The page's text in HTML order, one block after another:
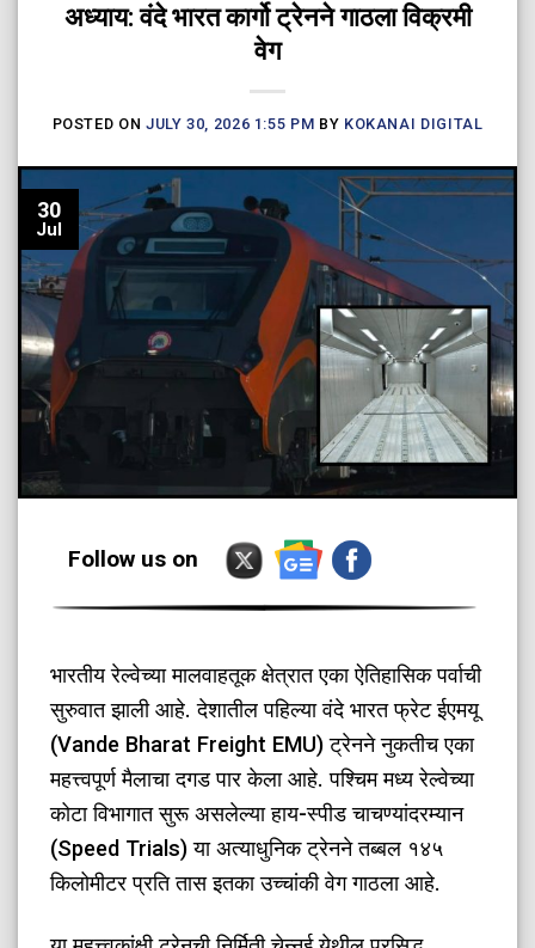
अध्याय: वंदे भारत कार्गो ट्रेनने गाठला विक्रमी
वेग
POSTED ON JULY 30, 2026 1:55 PM BY KOKANAI DIGITAL
30
Jul
Follow us on
भारतीय रेल्वेच्या मालवाहतूक क्षेत्रात एका ऐतिहासिक पर्वाची
सुरुवात झाली आहे. देशातील पहिल्या वंदे भारत फ्रेट ईएमयू
(Vande Bharat Freight EMU) ट्रेनने नुकतीच एका
महत्त्वपूर्ण मैलाचा दगड पार केला आहे. पश्चिम मध्य रेल्वेच्या
कोटा विभागात सुरू असलेल्या हाय-स्पीड चाचण्यांदरम्यान
(Speed Trials) या अत्याधुनिक ट्रेनने तब्बल १४५
किलोमीटर प्रति तास इतका उच्चांकी वेग गाठला आहे.